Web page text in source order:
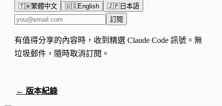
🇹🇼繁體中文 🇺🇸English 🇯🇵日本語
電子郵件地址 訂閱
有值得分享的內容時，收到精選 Claude Code 訊號。無
垃圾郵件，隨時取消訂閱。
← 版本紀錄